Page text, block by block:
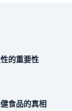
的重要性
食品的真相